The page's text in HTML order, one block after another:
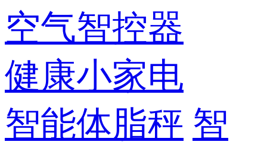
空气智控器
健康小家电
智能体脂秤 智